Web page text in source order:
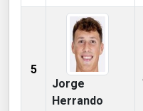
5
Jorge
Herrando